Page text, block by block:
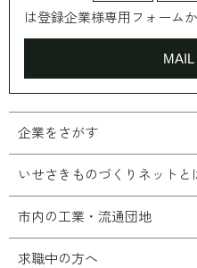
企業をさがす
いせさきものづくりネットと
市内の工業・流通団地
求職中の方へ
は登録企業様専用フォーム